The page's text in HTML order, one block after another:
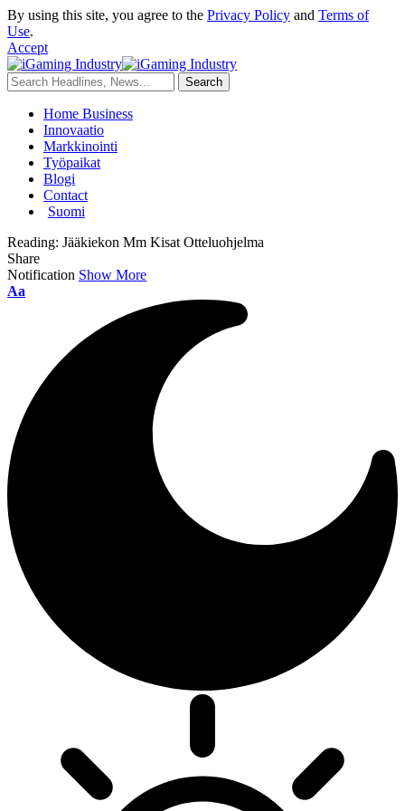
By using this site, you agree to the Privacy Policy and Terms of
Use.
Accept
Home Business
Innovaatio
Markkinointi
Työpaikat
Blogi
Contact
Suomi
Reading: Jääkiekon Mm Kisat Otteluohjelma
Share
Notification Show More
Aa